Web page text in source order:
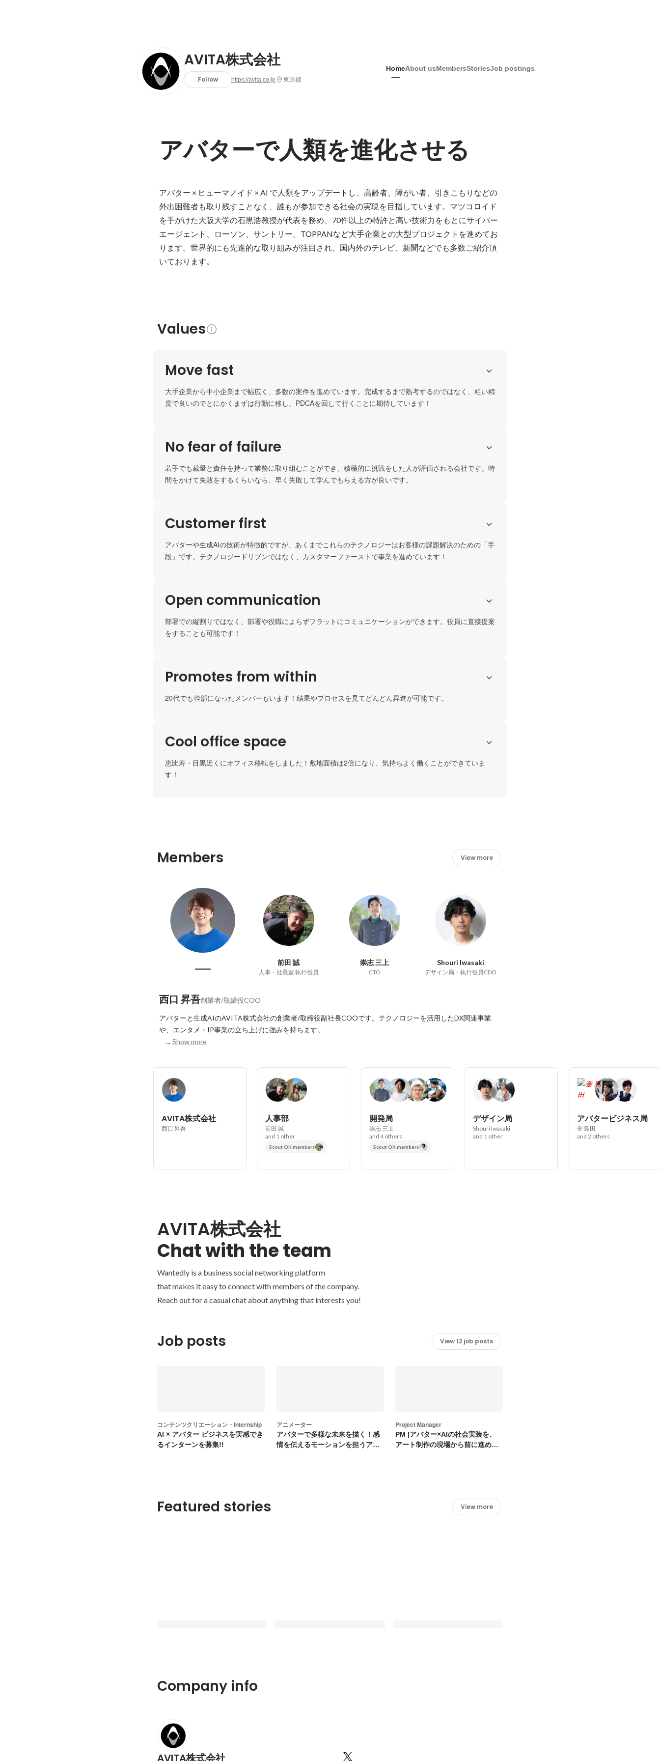
AVITA株式会社
Follow https://avita.co.jp 東京都
HomeAbout usMembersStoriesJob postings
アバターで人類を進化させる
アバター × ヒューマノイド × AI で人類をアップデートし、高齢者、障がい者、引きこもりなどの
外出困難者も取り残すことなく、誰もが参加できる社会の実現を目指しています。マツコロイド
を手がけた大阪大学の石黒浩教授が代表を務め、70件以上の特許と高い技術力をもとにサイバー
エージェント、ローソン、サントリー、TOPPANなど大手企業との大型プロジェクトを進めてお
ります。世界的にも先進的な取り組みが注目され、国内外のテレビ、新聞などでも多数ご紹介頂
いております。
Values
Move fast
大手企業から中小企業まで幅広く、多数の案件を進めています。完成するまで熟考するのではなく、粗い精
度で良いのでとにかくまずは行動に移し、PDCAを回して行くことに期待しています！
No fear of failure
若手でも裁量と責任を持って業務に取り組むことができ、積極的に挑戦をした人が評価される会社です。時
間をかけて失敗をするくらいなら、早く失敗して学んでもらえる方が良いです。
Customer first
アバターや生成AIの技術が特徴的ですが、あくまでこれらのテクノロジーはお客様の課題解決のための「手
段」です。テクノロジードリブンではなく、カスタマーファーストで事業を進めています！
Open communication
部署での縦割りではなく、部署や役職によらずフラットにコミュニケーションができます。役員に直接提案
をすることも可能です！
Promotes from within
20代でも幹部になったメンバーもいます！結果やプロセスを見てどんどん昇進が可能です。
Cool office space
恵比寿・目黒近くにオフィス移転をしました！敷地面積は2倍になり、気持ちよく働くことができていま
す！
Members View more
前田 誠
人事・社長室 執行役員
崇志 三上
CTO
Shouri Iwasaki
デザイン局・執行役員CDO
西口 昇吾創業者/取締役COO
アバターと生成AIのAVITA株式会社の創業者/取締役副社長COOです。テクノロジーを活用したDX関連事業
や、エンタメ・IP事業の立ち上げに強みを持ちます。
... Show more
AVITA株式会社
西口 昇吾
人事部
前田 誠
and 1 other
Scout OK members
開発局
崇志 三上
and 4 others
Scout OK members
デザイン局
Shouri Iwasaki
and 1 other
アバタービジネス局
奎 島田
and 2 others
AVITA株式会社
Chat with the team
Wantedly is a business social networking platform
that makes it easy to connect with members of the company.
Reach out for a casual chat about anything that interests you!
Job posts View 12 job posts
コンテンツクリエーション・Internship
AI × アバター ビジネスを実感でき
るインターンを募集!!
アニメーター
アバターで多様な未来を描く！感
情を伝えるモーションを担うアニ
Project Manager
PM |アバター×AIの社会実装を、
アート制作の現場から前に進める
Featured stories View more
AVITA、Physical AI・アバターの
社会実装を推進する「アバタービジ
Company info
AVITA株式会社